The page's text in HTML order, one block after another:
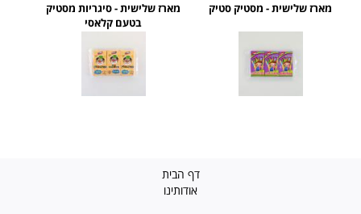
מארז שלישית - מסטיק סטיק
מארז שלישית - סיגריות מסטיק
בטעם קלאסי
דף הבית
אודותינו